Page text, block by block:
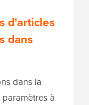
d'articles
dans
dans la
à